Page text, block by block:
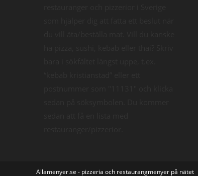
Allamenyer.se - pizzeria och restaurangmenyer på nätet